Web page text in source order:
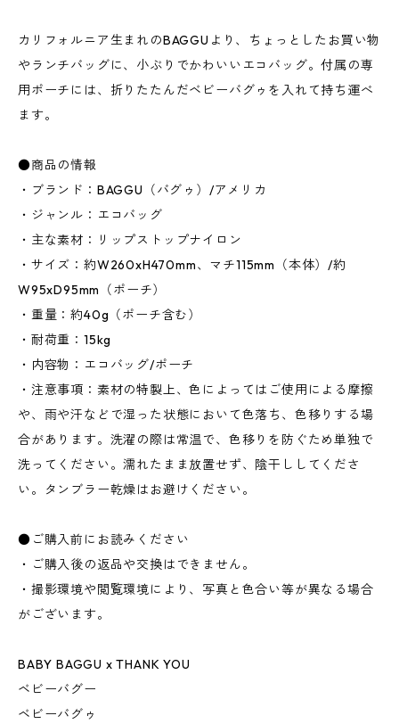
カリフォルニア生まれのBAGGUより、ちょっとしたお買い物
やランチバッグに、小ぶりでかわいいエコバッグ。付属の専
用ポーチには、折りたたんだベビーバグゥを入れて持ち運べ
ます。
●商品の情報
・ブランド：BAGGU（バグゥ）/アメリカ
・ジャンル：エコバッグ
・主な素材：リップストップナイロン
・サイズ：約W260xH470mm、マチ115mm（本体）/約
W95xD95mm（ポーチ）
・重量：約40g（ポーチ含む）
・耐荷重：15kg
・内容物：エコバッグ/ポーチ
・注意事項：素材の特製上、色によってはご使用による摩擦
や、雨や汗などで湿った状態において色落ち、色移りする場
合があります。洗濯の際は常温で、色移りを防ぐため単独で
洗ってください。濡れたまま放置せず、陰干ししてくださ
い。タンブラー乾燥はお避けください。
●ご購入前にお読みください
・ご購入後の返品や交換はできません。
・撮影環境や閲覧環境により、写真と色合い等が異なる場合
がございます。
BABY BAGGU x THANK YOU
ベビーバグー
ベビーバグゥ